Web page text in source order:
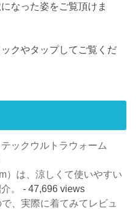
なった姿をご覧頂けま
クやタップしてご覧くだ
ックウルトラウォーム
）は、涼しくて使いやすい
。
- 47,696 views
、実際に着てみてレビュ